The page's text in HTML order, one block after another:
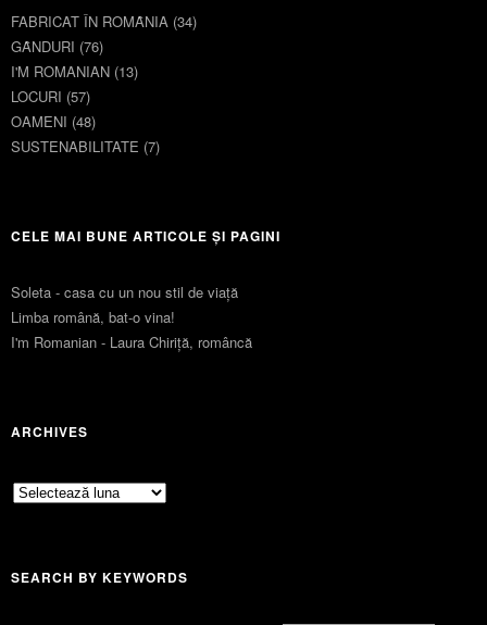
FABRICAT ÎN ROMȂNIA (34)
GȂNDURI (76)
I'M ROMANIAN (13)
LOCURI (57)
OAMENI (48)
SUSTENABILITATE (7)
CELE MAI BUNE ARTICOLE ȘI PAGINI
Soleta - casa cu un nou stil de viaţă
Limba română, bat-o vina!
I'm Romanian - Laura Chiriță, româncă
ARCHIVES
Archives
SEARCH BY KEYWORDS